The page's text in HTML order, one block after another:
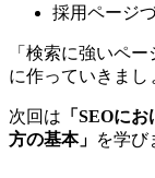
採用ページ
「検索に強いペ
に作っていきまし
次回は 「SEOに
方の基本」 を学び